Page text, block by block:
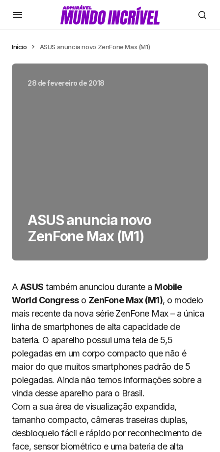
Início ASUS anuncia novo ZenFone Max (M1)
28 de fevereiro de 2018
ASUS anuncia novo
ZenFone Max (M1)
A ASUS também anunciou durante a Mobile
World Congresso ZenFone Max (M1), o modelo
mais recente da nova série ZenFone Max – a única
linha de smartphones de alta capacidade de
bateria. O aparelho possui uma tela de 5,5
polegadas em um corpo compacto que não é
maior do que muitos smartphones padrão de 5
polegadas. Ainda não temos informações sobre a
vinda desse aparelho para o Brasil.
Com a sua área de visualização expandida,
tamanho compacto, câmeras traseiras duplas,
desbloqueio fácil e rápido por reconhecimento de
face, sensor biométrico e uma bateria de alta